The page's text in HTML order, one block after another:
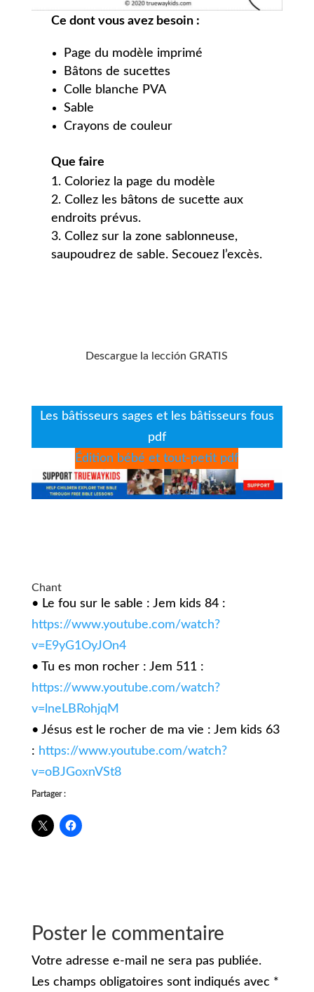
Ce dont vous avez besoin :
Page du modèle imprimé
Bâtons de sucettes
Colle blanche PVA
Sable
Crayons de couleur
Que faire
Coloriez la page du modèle
Collez les bâtons de sucette aux
endroits prévus.
Collez sur la zone sablonneuse,
saupoudrez de sable. Secouez l’excès.
Descargue la lección GRATIS
Les bâtisseurs sages et les bâtisseurs fous
pdf
Édition bébé et tout-petit pdf
Chant
• Le fou sur le sable : Jem kids 84 :
https://www.youtube.com/watch?
v=E9yG1OyJOn4
• Tu es mon rocher : Jem 511 :
https://www.youtube.com/watch?
v=lneLBRohjqM
• Jésus est le rocher de ma vie : Jem kids 63
: https://www.youtube.com/watch?
v=oBJGoxnVSt8
Partager :
Poster le commentaire
Votre adresse e-mail ne sera pas publiée.
Les champs obligatoires sont indiqués avec *